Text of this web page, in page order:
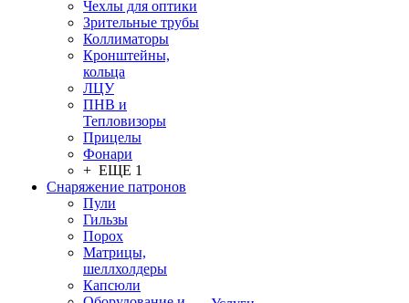
Чехлы для оптики
Зрительные трубы
Коллиматоры
Кронштейны,
кольца
ЛЦУ
ПНВ и
Тепловизоры
Прицелы
Фонари
+ ЕЩЕ 1
Снаряжение патронов
Пули
Гильзы
Порох
Матрицы,
шеллхолдеры
Капсюли